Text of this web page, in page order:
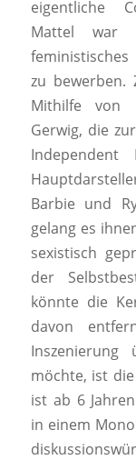
eigentliche
Mattel war
zu
Mithilfe von
Gerwig, die
Barbie und
gelang es
sexistisch
der
könnte die
davon
Inszenierung
möchte, ist
ist ab 6
in einem